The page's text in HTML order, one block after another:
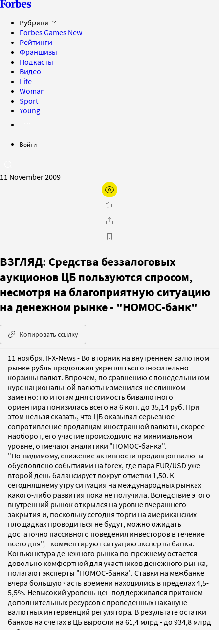
Рубрики
Forbes Games New
Рейтинги
Франшизы
Подкасты
Видео
Life
Woman
Sport
Young
Войти
11 November 2009
ВЗГЛЯД: Средства беззалоговых
аукционов ЦБ пользуются спросом,
несмотря на благоприятную ситуацию
на денежном рынке - "НОМОС-банк"
Копировать ссылку
11 ноября. IFX-News - Во вторник на внутреннем валютном
рынке рубль продолжил укрепляться относительно
корзины валют. Впрочем, по сравнению с понедельником
курс национальной валюты изменился не слишком
заметно: по итогам дня стоимость бивалютного
ориентира понизилась всего на 6 коп. до 35,14 руб. При
этом нельзя сказать, что ЦБ оказывал серьезное
сопротивление продавцам иностранной валюты, скорее
наоборот, его участие происходило на минимальном
уровне, отмечают аналитики "НОМОС-банка".
"По-видимому, снижение активности продавцов валюты
обусловлено событиями на forex, где пара EUR/USD уже
второй день балансирует вокруг отметки 1,50. К
сегодняшнему утру ситуация на международных рынках
какого-либо развития пока не получила. Вследствие этого
внутренний рынок открылся на уровне вчерашнего
закрытия и, поскольку сегодня торги на американских
площадках проводиться не будут, можно ожидать
достаточно пассивного поведения инвесторов в течение
всего дня", - комментируют ситуацию эксперты банка.
Конъюнктура денежного рынка по-прежнему остается
довольно комфортной для участников денежного рынка,
полагают эксперты "НОМОС-банка". Ставки на межбанке
вчера большую часть времени находились в пределах 4,5-
5,5%. Невысокий уровень цен поддерживался притоком
дополнительных ресурсов с проведенных накануне
валютных интервенций регулятора. В результате остатки
банков на счетах в ЦБ выросли на 61,4 млрд - до 934,8 млрд